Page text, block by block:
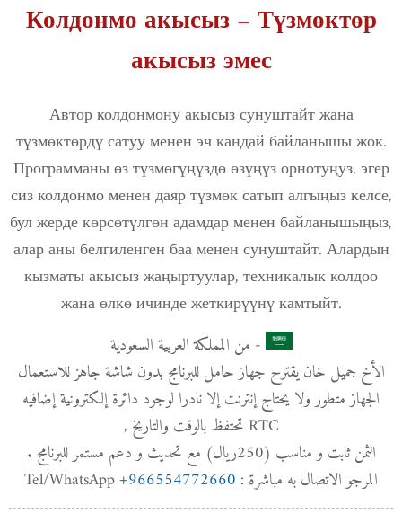
Колдонмо акысыз – Түзмөктөр
акысыз эмес
Автор колдонмону акысыз сунуштайт жана
түзмөктөрдү сатуу менен эч кандай байланышы жок.
Программаны өз түзмөгүңүздө өзүңүз орнотуңуз, эгер
сиз колдонмо менен даяр түзмөк сатып алгыңыз келсе,
бул жерде көрсөтүлгөн адамдар менен байланышыңыз,
алар аны белгиленген баа менен сунуштайт. Алардын
кызматы акысыз жаңыртуулар, техникалык колдоо
жана өлкө ичинде жеткирүүнү камтыйт.
- من المملكة العربية السعودية
الأخ جميل خان يقترح جهاز حامل للبرنامج بدون شاشة جاهز للاستعمال
الجهاز متطور ولا يحتاج إنترنت إلا نادرا لوجود دائرة إلكترونية إضافيه
RTC تحتفظ بالوقت والتاريخ ,
الثمن ثابت و مناسب (250ريال) مع تحديث و دعم مستمر للبرنامج .
المرجو الاتصال به مباشرة : Tel/WhatsApp+966554772660